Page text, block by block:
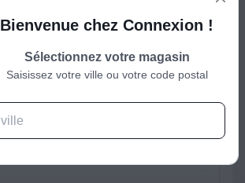
Bienvenue chez Connexion !
Sélectionnez votre magasin
Saisissez votre ville ou votre code postal